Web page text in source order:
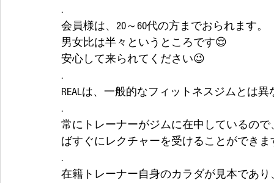
.
会員様は、20～60代の方までおられます。
男女比は半々というところです😌
安心して来られてください😉
.
REALは、一般的なフィットネスジムとは
.
常にトレーナーがジムに在中しているの
ばすぐにレクチャーを受けることができま
.
在籍トレーナー自身のカラダが見本であ